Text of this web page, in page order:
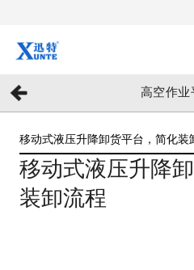
高空作业
移动式液压升降卸货平台，简化装
移动式液压升降
装卸流程